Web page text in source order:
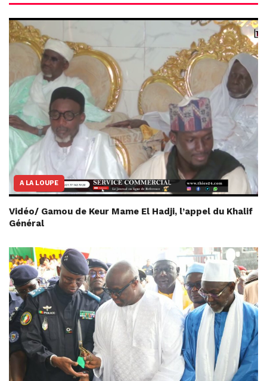
A LA LOUPE
Vidéo/ Gamou de Keur Mame El Hadji, l’appel du Khalif
Général